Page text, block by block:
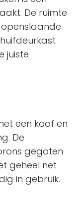
De ruimte
juiste
een koof en
De
gegoten
geheel net
in gebruik.